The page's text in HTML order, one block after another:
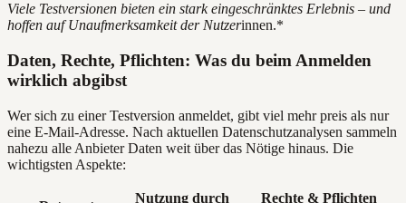
Viele Testversionen bieten ein stark eingeschränktes Erlebnis – und
hoffen auf Unaufmerksamkeit der Nutzerinnen.*
Daten, Rechte, Pflichten: Was du beim Anmelden
wirklich abgibst
Wer sich zu einer Testversion anmeldet, gibt viel mehr preis als nur
eine E-Mail-Adresse. Nach aktuellen Datenschutzanalysen sammeln
nahezu alle Anbieter Daten weit über das Nötige hinaus. Die
wichtigsten Aspekte:
Nutzung durch
Rechte & Pflichten